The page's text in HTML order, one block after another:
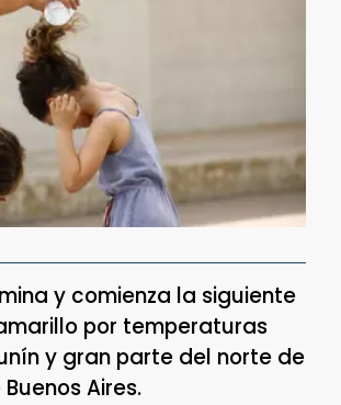
y comienza la siguiente
por temperaturas
y gran parte del norte de
Aires.